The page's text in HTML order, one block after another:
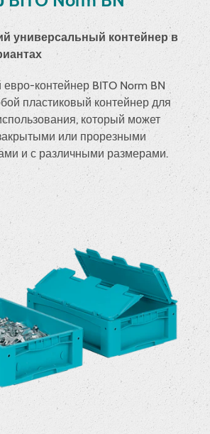
универсальный контейнер в
контейнер BITO Norm BN
пластиковый контейнер для
который может
или прорезными
и с различными размерами.